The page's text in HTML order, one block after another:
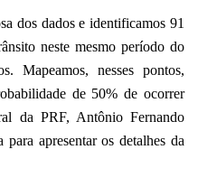
dos dados e identificamos 91
neste mesmo período do
Mapeamos, nesses pontos,
de 50% de ocorrer
da PRF, Antônio Fernando
apresentar os detalhes da